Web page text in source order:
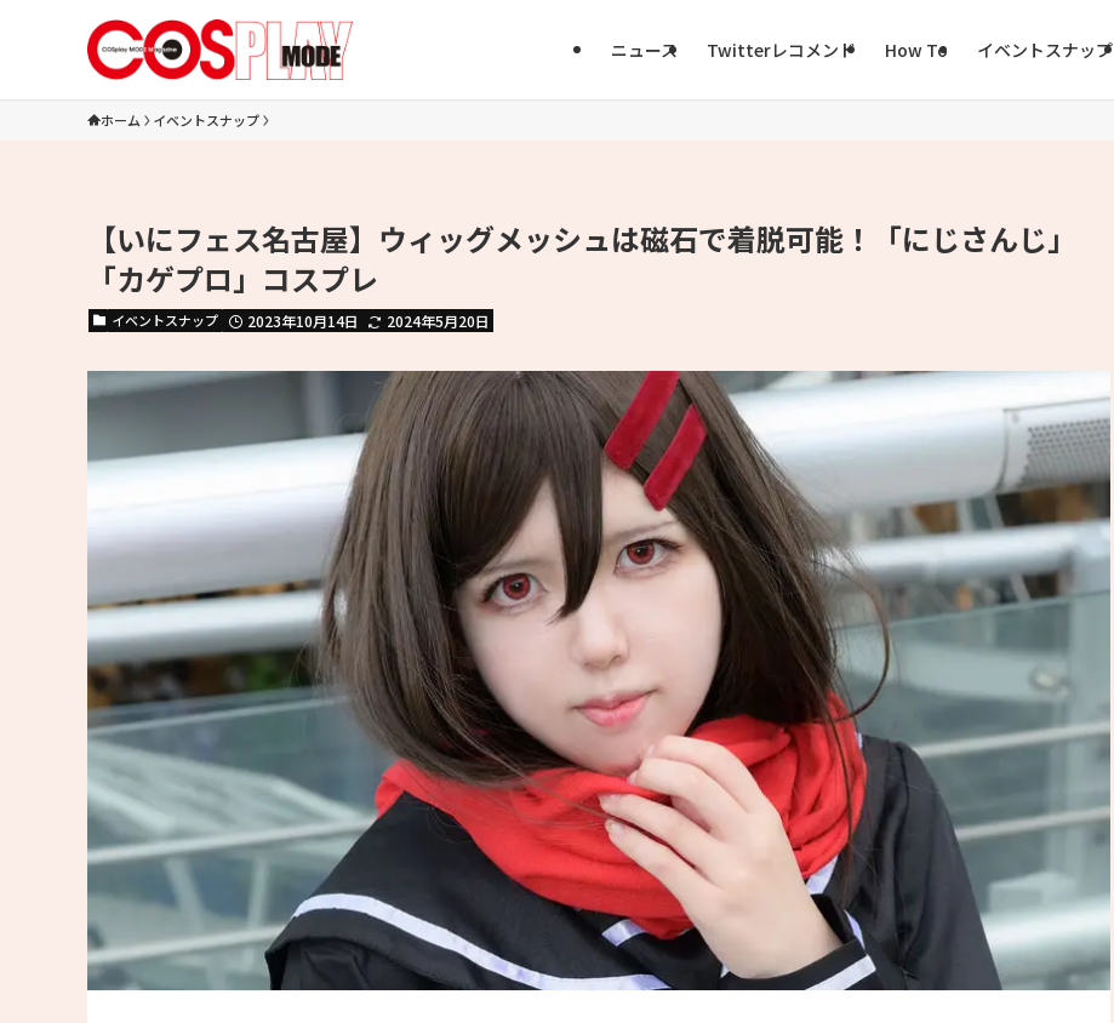
ニュース Twitterレコメンド How To イベントスナップ
ホーム イベントスナップ
【いにフェス名古屋】ウィッグメッシュは磁石で着脱可能！「にじさんじ」
「カゲプロ」コスプレ
イベントスナップ 2023年10月14日 2024年5月20日